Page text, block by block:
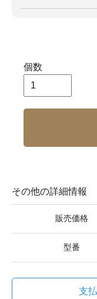
個数
その他の詳細情報
販売価格
型番
支